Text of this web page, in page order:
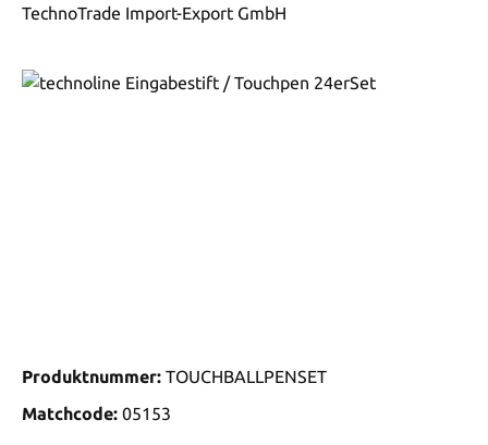
TechnoTrade Import-Export GmbH
Bildergalerie überspringen
Produktnummer: TOUCHBALLPENSET
Matchcode: 05153